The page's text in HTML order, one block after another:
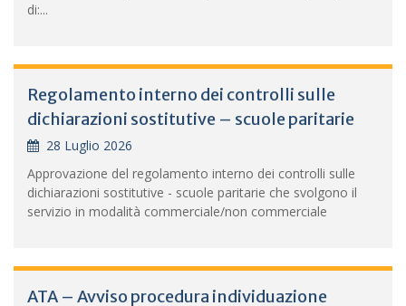
di:...
Regolamento interno dei controlli sulle
dichiarazioni sostitutive – scuole paritarie
28 Luglio 2026
Approvazione del regolamento interno dei controlli sulle
dichiarazioni sostitutive - scuole paritarie che svolgono il
servizio in modalità commerciale/non commerciale
ATA – Avviso procedura individuazione